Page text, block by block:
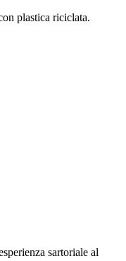
plastica riciclata.
sartoriale al